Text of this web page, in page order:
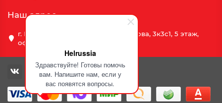
Helrussia
Здравствуйте! Готовы помочь
вам. Напишите нам, если у
вас появятся вопросы.
Наш адрес
г. Москва, улица Василия Петушкова, 3к3c1, 5 этаж,
офис 69